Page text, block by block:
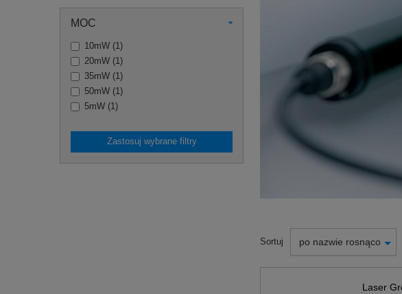
MOC
10mW (1)
20mW (1)
35mW (1)
50mW (1)
5mW (1)
Zastosuj wybrane filtry
Sortuj po nazwie rosnąco
Laser